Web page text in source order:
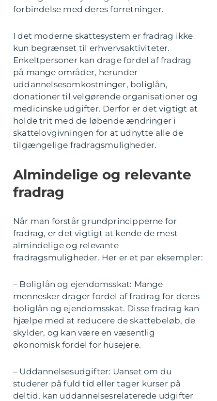
forbindelse med deres forretninger.
I det moderne skattesystem er fradrag ikke
kun begrænset til erhvervsaktiviteter.
Enkeltpersoner kan drage fordel af fradrag
på mange områder, herunder
uddannelsesomkostninger, boliglån,
donationer til velgørende organisationer og
medicinske udgifter. Derfor er det vigtigt at
holde trit med de løbende ændringer i
skattelovgivningen for at udnytte alle de
tilgængelige fradragsmuligheder.
Almindelige og relevante
fradrag
Når man forstår grundprincipperne for
fradrag, er det vigtigt at kende de mest
almindelige og relevante
fradragsmuligheder. Her er et par eksempler:
– Boliglån og ejendomsskat: Mange
mennesker drager fordel af fradrag for deres
boliglån og ejendomsskat. Disse fradrag kan
hjælpe med at reducere de skattebeløb, de
skylder, og kan være en væsentlig
økonomisk fordel for husejere.
– Uddannelsesudgifter: Uanset om du
studerer på fuld tid eller tager kurser på
deltid, kan uddannelsesrelaterede udgifter